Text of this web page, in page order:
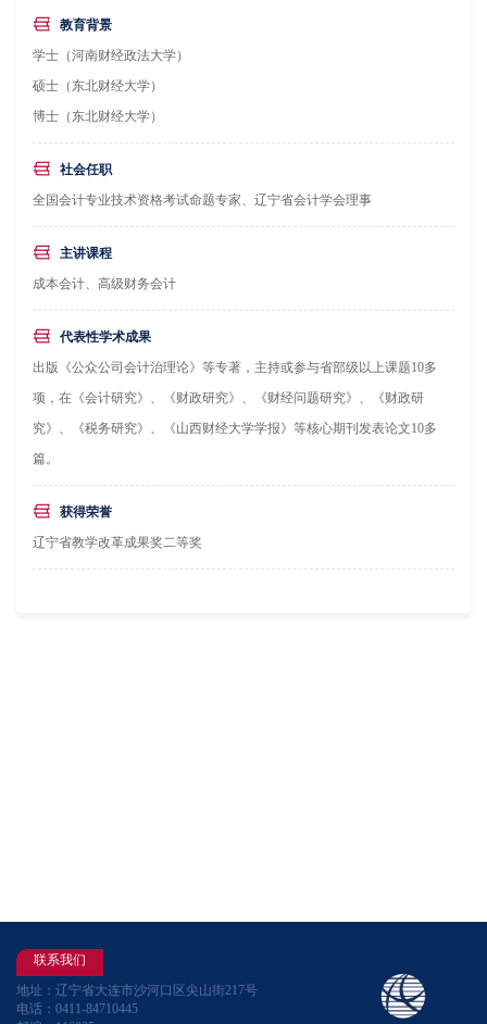
教育背景
学士（河南财经政法大学）
硕士（东北财经大学）
博士（东北财经大学）
社会任职
全国会计专业技术资格考试命题专家、辽宁省会计学会理事
主讲课程
成本会计、高级财务会计
代表性学术成果
出版《公众公司会计治理论》等专著，主持或参与省部级以上课题10多
项，在《会计研究》、《财政研究》、《财经问题研究》、《财政研
究》、《税务研究》、《山西财经大学学报》等核心期刊发表论文10多
篇。
获得荣誉
辽宁省教学改革成果奖二等奖
联系我们
地址：辽宁省大连市沙河口区尖山街217号
电话：0411-84710445